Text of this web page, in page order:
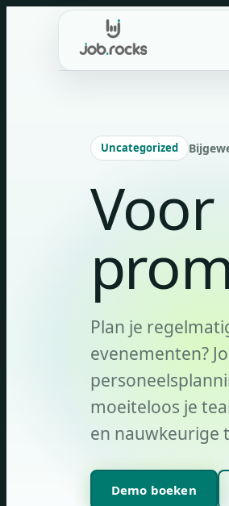
Uncategorized
Plan je
evenementen?
moeiteloos je
en nauwkeurige
Demo boeken